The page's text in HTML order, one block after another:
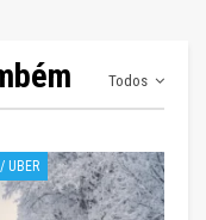
Todos
UBER